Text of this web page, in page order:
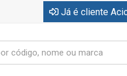
Já é cliente